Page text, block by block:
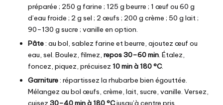
préparée ; 250 g farine ; 125 g beurre ; 1 œuf ou 60 g
d’eau froide ; 2 g sel ; 2 œufs ; 200 g crème ; 50 g lait ;
90–130 g sucre ; vanille en option.
Pâte: au bol, sablez farine et beurre, ajoutez œuf ou
eau, sel. Boulez, filmez, repos 30–60 min. Étalez,
foncez, piquez, précuisez 10 min à 180 °C.
Garniture: répartissez la rhubarbe bien égouttée.
Mélangez au bol œufs, crème, lait, sucre, vanille. Versez,
cuisez 30–40 min à 180 °Cjusqu’à centre pris.